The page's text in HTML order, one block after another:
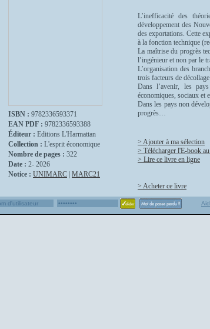
ISBN : 9782336593371
EAN PDF : 9782336593388
Éditeur : Editions L'Harmattan
Collection : L'esprit économique
Nombre de pages : 322
Date : 2- 2026
Notice : UNIMARC MARC21
L’inefficacité des
développement des
des exportations. Cette
à la fonction technique
La maîtrise du progrès
l’ingénieur et non par le
L’organisation des
trois facteurs de
Dans l’avenir, les
économiques, sociaux et
Dans les pays non
progrès…
> Ajouter à ma sélection
> Télécharger l'E-book
> Lire ce livre en ligne
> Acheter ce livre